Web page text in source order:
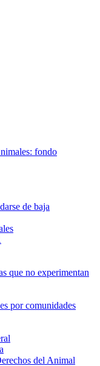
fondo
de baja
que no experimentan
por comunidades
del Animal